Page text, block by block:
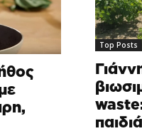
Top Posts